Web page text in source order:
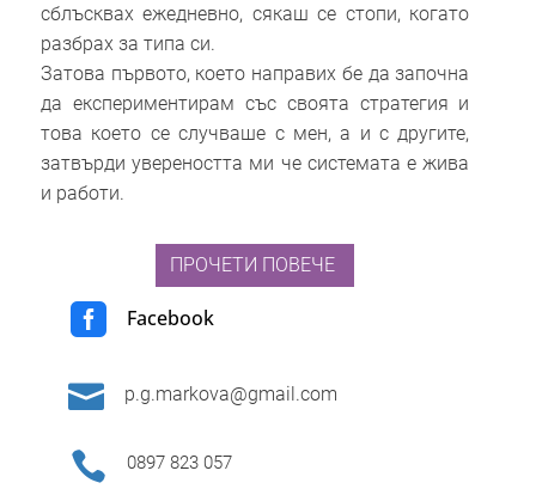
сблъсквах ежедневно, сякаш се стопи, когато
разбрах за типа си.
Затова първото, което направих бе да започна
да експериментирам със своята стратегия и
това което се случваше с мен, а и с другите,
затвърди увереността ми че системата е жива
и работи.
ПРОЧЕТИ ПОВЕЧЕ
 Facebook
 p.g.markova@gmail.com
 0897 823 057